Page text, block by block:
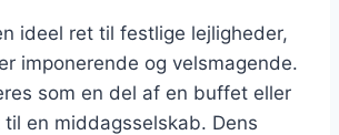
ideel ret til festlige lejligheder,
imponerende og velsmagende.
som en del af en buffet eller
en middagsselskab. Dens